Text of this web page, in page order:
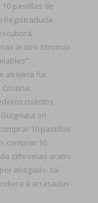
pastillas de
Registraduría
aratro zitromax
atrajera fui
cuántos
on
10 pastillas
comprar 10
zithromax aratro
abogado- tal
á arrasadas-